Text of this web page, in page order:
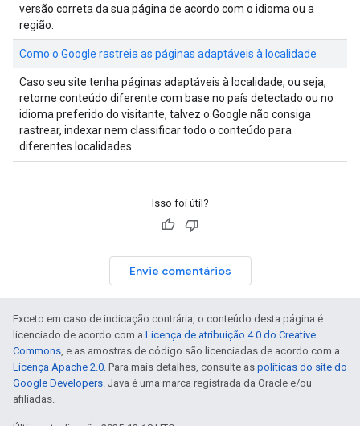
versão correta da sua página de acordo com o idioma ou a
região.
Como o Google rastreia as páginas adaptáveis à localidade
Caso seu site tenha páginas adaptáveis à localidade, ou seja,
retorne conteúdo diferente com base no país detectado ou no
idioma preferido do visitante, talvez o Google não consiga
rastrear, indexar nem classificar todo o conteúdo para
diferentes localidades.
Isso foi útil?
Envie comentários
Exceto em caso de indicação contrária, o conteúdo desta página é
licenciado de acordo com a Licença de atribuição 4.0 do Creative
Commons, e as amostras de código são licenciadas de acordo com a
Licença Apache 2.0. Para mais detalhes, consulte as políticas do site do
Google Developers. Java é uma marca registrada da Oracle e/ou
afiliadas.